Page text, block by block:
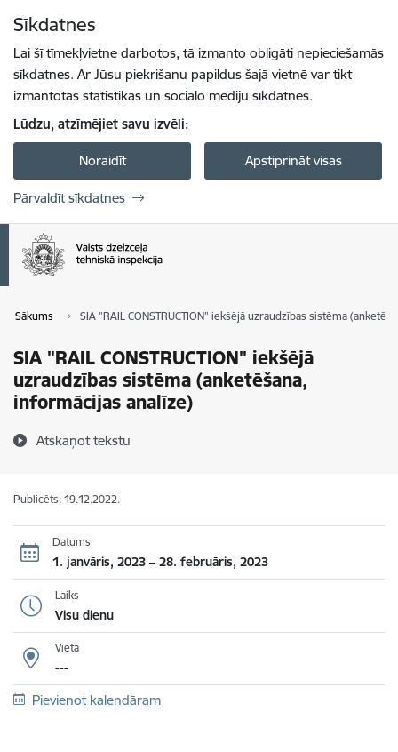
Sīkdatnes
Lai šī tīmekļvietne darbotos, tā izmanto obligāti nepieciešamās
sīkdatnes. Ar Jūsu piekrišanu papildus šajā vietnē var tikt
izmantotas statistikas un sociālo mediju sīkdatnes.
Lūdzu, atzīmējiet savu izvēli:
Noraidīt Apstiprināt visas
Pārvaldīt sīkdatnes
Sākums SIA "RAIL CONSTRUCTION" iekšējā uzraudzības sistēma
SIA "RAIL CONSTRUCTION" iekšējā
uzraudzības sistēma (anketēšana,
informācijas analīze)
Atskaņot tekstu
Publicēts: 19.12.2022.
Datums
1. janvāris, 2023 – 28. februāris, 2023
Laiks
Visu dienu
Vieta
---
Pievienot kalendāram